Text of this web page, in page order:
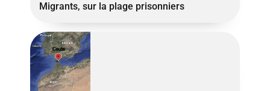
Migrants, sur la plage prisonniers